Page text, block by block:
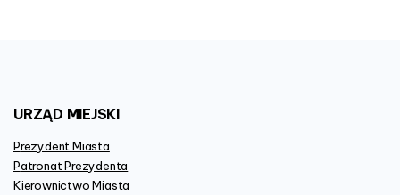
URZĄD MIEJSKI
Prezydent Miasta
Patronat Prezydenta
Kierownictwo Miasta